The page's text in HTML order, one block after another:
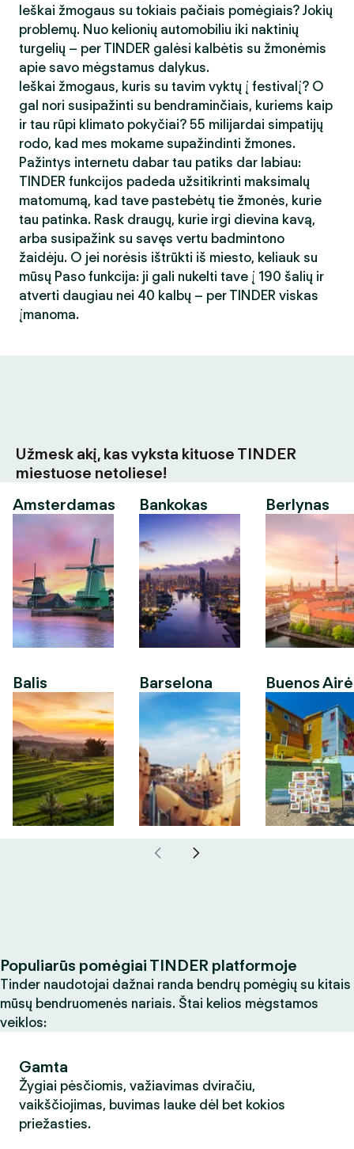
Ieškai žmogaus su tokiais pačiais pomėgiais? Jokių
problemų. Nuo kelionių automobiliu iki naktinių
turgelių – per TINDER galėsi kalbėtis su žmonėmis
apie savo mėgstamus dalykus.
Ieškai žmogaus, kuris su tavim vyktų į festivalį? O
gal nori susipažinti su bendraminčiais, kuriems kaip
ir tau rūpi klimato pokyčiai? 55 milijardai simpatijų
rodo, kad mes mokame supažindinti žmones.
Pažintys internetu dabar tau patiks dar labiau:
TINDER funkcijos padeda užsitikrinti maksimalų
matomumą, kad tave pastebėtų tie žmonės, kurie
tau patinka. Rask draugų, kurie irgi dievina kavą,
arba susipažink su savęs vertu badmintono
žaidėju. O jei norėsis ištrūkti iš miesto, keliauk su
mūsų Paso funkcija: ji gali nukelti tave į 190 šalių ir
atverti daugiau nei 40 kalbų – per TINDER viskas
įmanoma.
Užmesk akį, kas vyksta kituose TINDER
miestuose netoliese!
Amsterdamas
Balis
Bankokas
Barselona
Berlynas
Buenos
Populiarūs pomėgiai TINDER platformoje
Tinder naudotojai dažnai randa bendrų pomėgių su kitais
mūsų bendruomenės nariais. Štai kelios mėgstamos
veiklos:
Gamta
Žygiai pėsčiomis, važiavimas dviračiu,
vaikščiojimas, buvimas lauke dėl bet kokios
priežasties.